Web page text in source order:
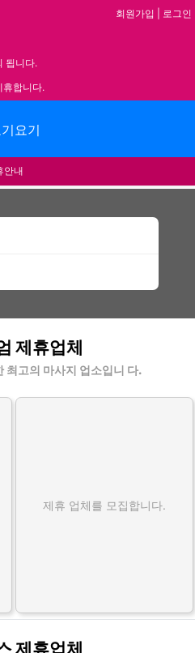
됩니다.
휴합니다.
회원가입 로그인
안내
제휴업체
최고의 마사지 업소입니 다.
제휴 업체를 모집합니다.
제휴업체